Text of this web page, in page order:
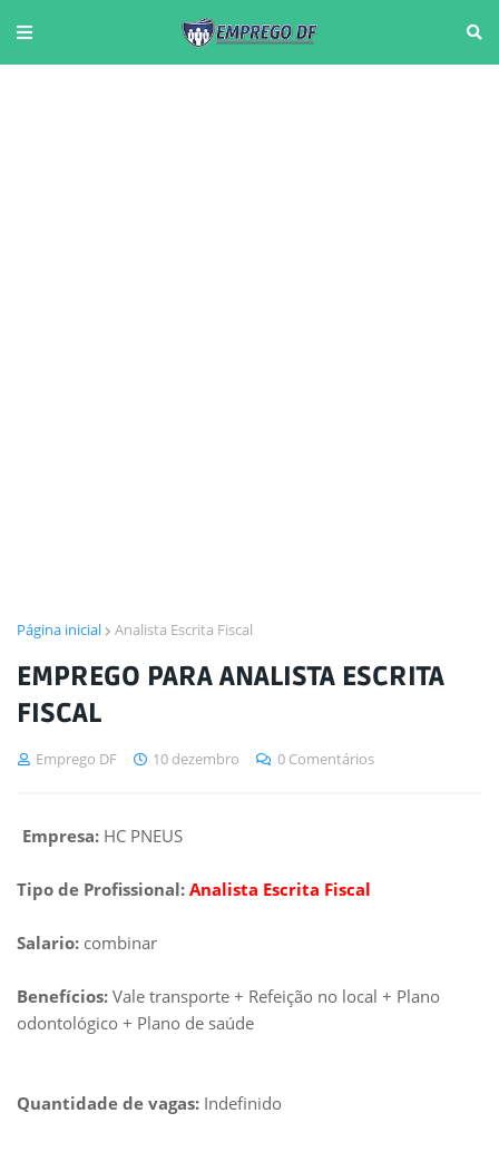
Página inicial Analista Escrita Fiscal
EMPREGO PARA ANALISTA ESCRITA
FISCAL
Emprego DF 10 dezembro 0 Comentários
Empresa: HC PNEUS
Tipo de Profissional: Analista Escrita Fiscal
Salario: combinar
Benefícios: Vale transporte + Refeição no local + Plano
odontológico + Plano de saúde
Quantidade de vagas: Indefinido